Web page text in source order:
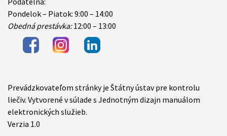
Pondelok – Piatok: 9:00 – 14:00
Obedná prestávka:12:00 – 13:00
Items
Prevádzkovateľom stránky je Štátny ústav pre kontrolu
liečiv. Vytvorené v súlade s Jednotným dizajn manuálom
elektronických služieb.
Verzia 1.0